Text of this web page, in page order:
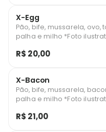
X-Egg
Pão, bife, mussarela, ovo,
palha e milho *Foto
R$ 20,00
X-Bacon
Pão, bife, mussarela,
palha e milho *Foto
R$ 21,00